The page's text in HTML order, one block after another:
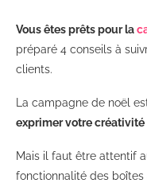
Vous êtes prêts pour la
préparé 4 conseils à
clients.
La campagne de noël
exprimer votre
Mais il faut être attentif
fonctionnalité des boîtes